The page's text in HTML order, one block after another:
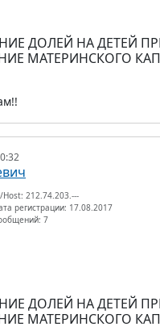
ДОЛЕЙ НА ДЕТЕЙ
МАТЕРИНСКОГО
Host: 212.74.203.---
регистрации: 17.08.2017
7
ДОЛЕЙ НА ДЕТЕЙ
МАТЕРИНСКОГО